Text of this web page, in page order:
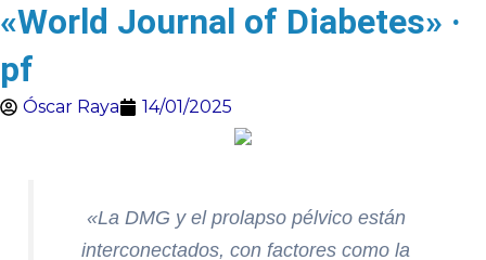
«World Journal of Diabetes» ·
pf
Óscar Raya 14/01/2025
«La DMG y el prolapso pélvico están
interconectados, con factores como la